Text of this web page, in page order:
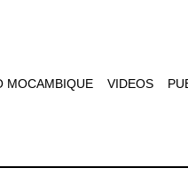
MOCAMBIQUE VIDEOS